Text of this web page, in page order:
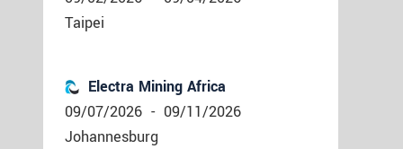
Taipei
Electra Mining Africa
09/07/2026 - 09/11/2026
Johannesburg